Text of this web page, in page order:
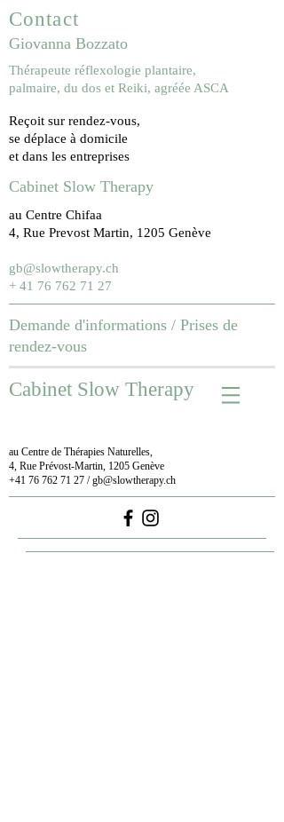
Contact
Giovanna Bozzato
Thérapeute réflexologie plantaire,
palmaire, du dos et Reiki, agréée ASCA
Reçoit sur rendez-vous,
se déplace à domicile
et dans les entreprises
Cabinet Slow Therapy
au Centre Chifaa
4, Rue Prevost Martin, 1205 Genève
gb@slowtherapy.ch
+ 41 76 762 71 27
Demande d'informations / Prises de
rendez-vous
Cabinet Slow Therapy
au Centre de Thérapies Naturelles,
4, Rue Prévost-Martin, 1205 Genève
+41 76 762 71 27 /gb@slowtherapy.ch